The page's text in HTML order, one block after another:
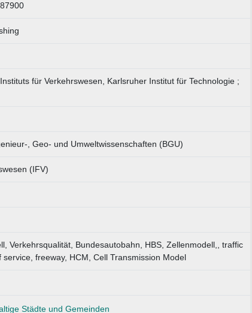
für Verkehrswesen, Karlsruher Institut für Technologie ;
, Geo- und Umweltwissenschaften (BGU)
(IFV)
Verkehrsqualität, Bundesautobahn, HBS, Zellenmodell,, traffic
freeway, HCM, Cell Transmission Model